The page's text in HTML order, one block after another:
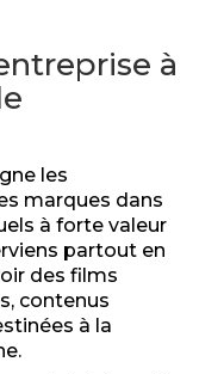
à
les
marques dans
à forte valeur
partout en
des films
contenus
à la